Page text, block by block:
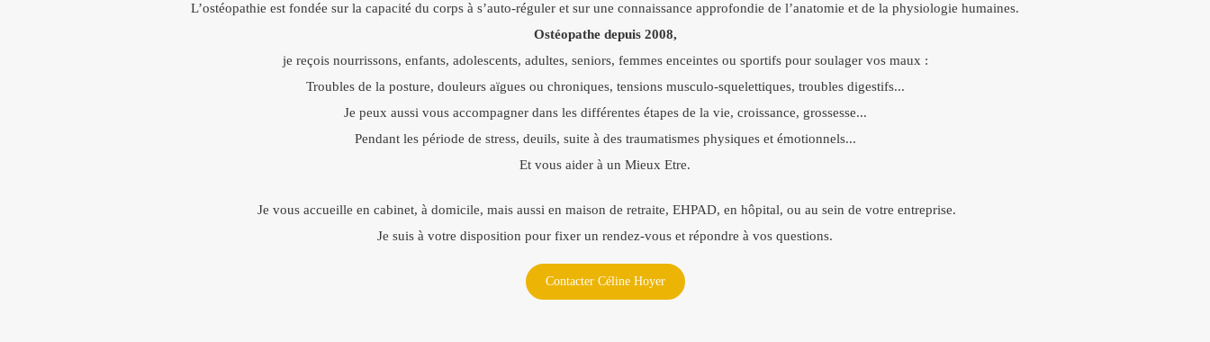
L’ostéopathie est fondée sur la capacité du corps à s’auto-réguler et sur une connaissance approfondie de l’anatomie et de la physiologie humaines.
Ostéopathe depuis 2008,
je reçois nourrissons, enfants, adolescents, adultes, seniors, femmes enceintes ou sportifs pour soulager vos maux :
Troubles de la posture, douleurs aïgues ou chroniques, tensions musculo-squelettiques, troubles digestifs...
Je peux aussi vous accompagner dans les différentes étapes de la vie, croissance, grossesse...
Pendant les période de stress, deuils, suite à des traumatismes physiques et émotionnels...
Et vous aider à un Mieux Etre.
Je vous accueille en cabinet, à domicile, mais aussi en maison de retraite, EHPAD, en hôpital, ou au sein de votre entreprise.
Je suis à votre disposition pour fixer un rendez-vous et répondre à vos questions.
Contacter Céline Hoyer